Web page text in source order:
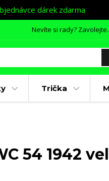
dárek zdarma
Nevíte si rady? Zavolejte.
Trička
54 1942